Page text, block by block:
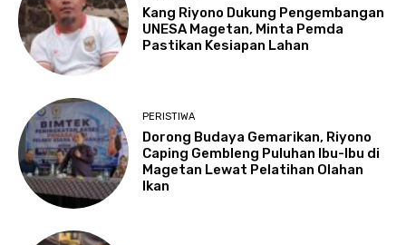
Kang Riyono Dukung Pengembangan
UNESA Magetan, Minta Pemda
Pastikan Kesiapan Lahan
PERISTIWA
Dorong Budaya Gemarikan, Riyono
Caping Gembleng Puluhan Ibu-Ibu di
Magetan Lewat Pelatihan Olahan
Ikan